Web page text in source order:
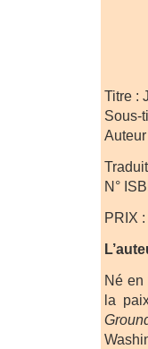
Titre :
Sous-
N°
PRIX
Né en
la